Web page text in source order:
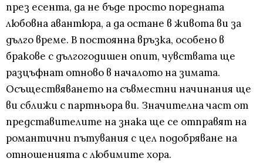
през есента, да не бъде просто поредната
любовна авантюра, а да остане в живота ви за
дълго време. В постоянна връзка, особено в
бракове с дългогодишен опит, чувствата ще
разцъфнат отново в началото на зимата.
Осъществяването на съвместни начинания ще
ви сближи с партньора ви. Значителна част от
представителите на знака ще се отправят на
романтични пътувания с цел подобряване на
отношенията с любимите хора.